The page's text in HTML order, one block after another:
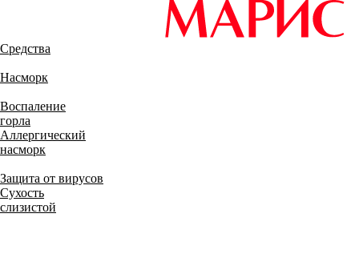
Средства
Насморк
Воспаление
горла
Аллергический
насморк
Защита от вирусов
Сухость
слизистой